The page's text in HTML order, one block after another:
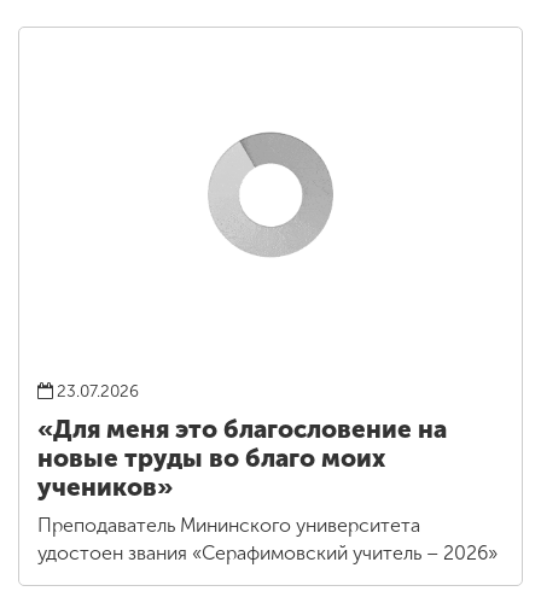
23.07.2026
«Для меня это благословение на
новые труды во благо моих
учеников»
Преподаватель Мининского университета
удостоен звания «Серафимовский учитель – 2026»